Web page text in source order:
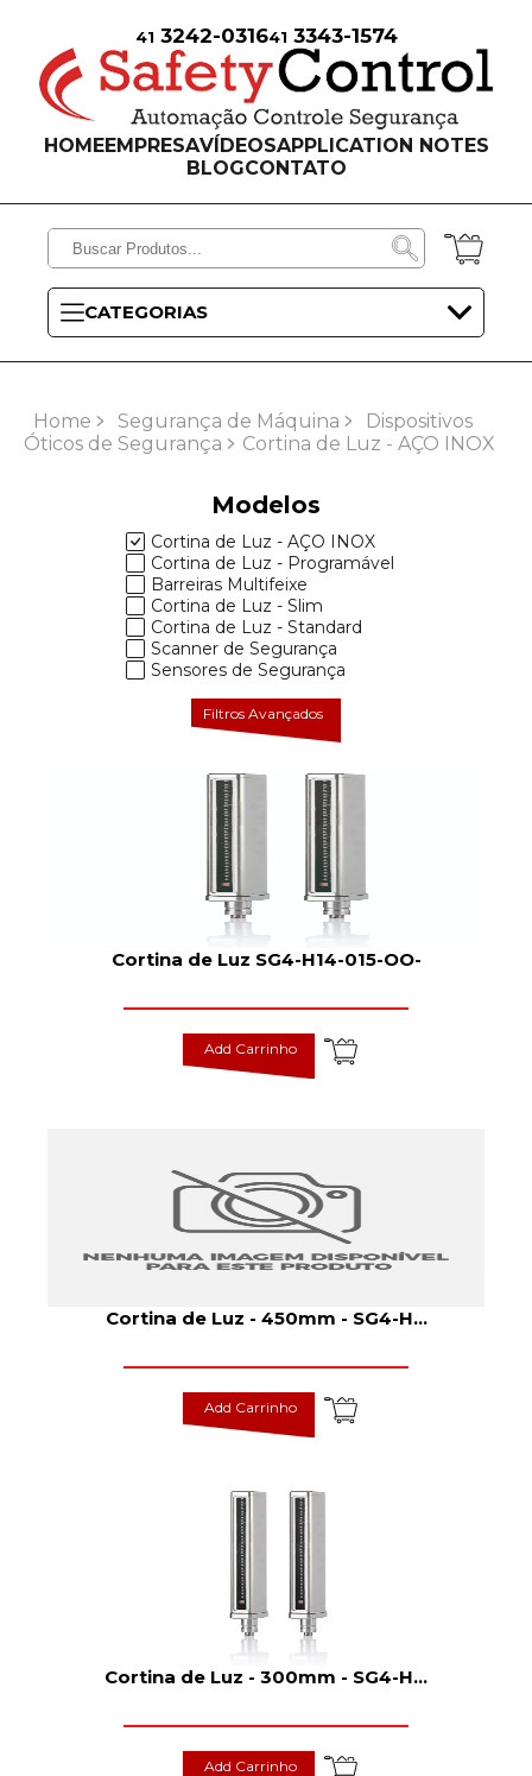
41 3242-031641 3343-1574
HOMEEMPRESAVÍDEOSAPPLICATION NOTES
BLOGCONTATO
CATEGORIAS
Home Segurança de Máquina
Dispositivos
Óticos de Segurança
Cortina de Luz - AÇO INOX
Modelos
Cortina de Luz - AÇO INOX
Cortina de Luz - Programável
Barreiras Multifeixe
Cortina de Luz - Slim
Cortina de Luz - Standard
Scanner de Segurança
Sensores de Segurança
Filtros Avançados
Cortina de Luz SG4-H14-015-OO-
Add Carrinho
Cortina de Luz - 450mm - SG4-H...
Add Carrinho
Cortina de Luz - 300mm - SG4-H...
Add Carrinho